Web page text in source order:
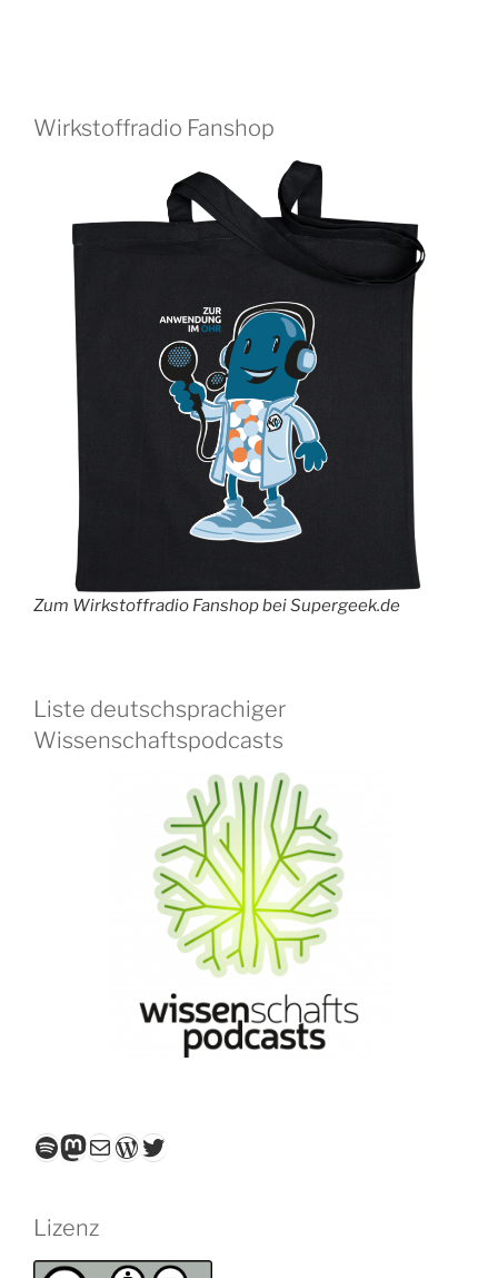
Wirkstoffradio Fanshop
Zum Wirkstoffradio Fanshop bei Supergeek.de
Liste deutschsprachiger
Wissenschaftspodcasts
Spotify
Mastodon
E-MailWordPress
Twitter
Lizenz